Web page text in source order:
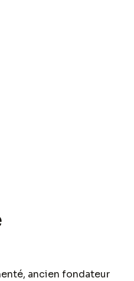
ancien fondateur